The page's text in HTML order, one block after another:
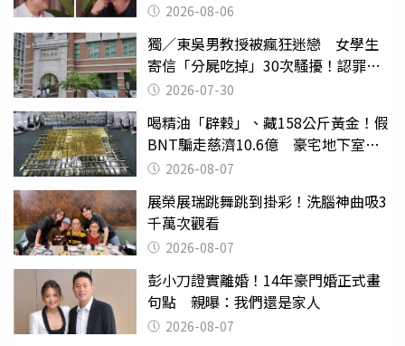
2026-08-06
獨／東吳男教授被瘋狂迷戀 女學生
寄信「分屍吃掉」30次騷擾！認罪免
關 2026-07-30
喝精油「辟穀」、藏158公斤黃金！假
BNT騙走慈濟10.6億 豪宅地下室竟
挖出乾鮑金庫
2026-08-07
展榮展瑞跳舞跳到掛彩！洗腦神曲吸3
千萬次觀看
2026-08-07
彭小刀證實離婚！14年豪門婚正式畫
句點 親曝：我們還是家人
2026-08-07